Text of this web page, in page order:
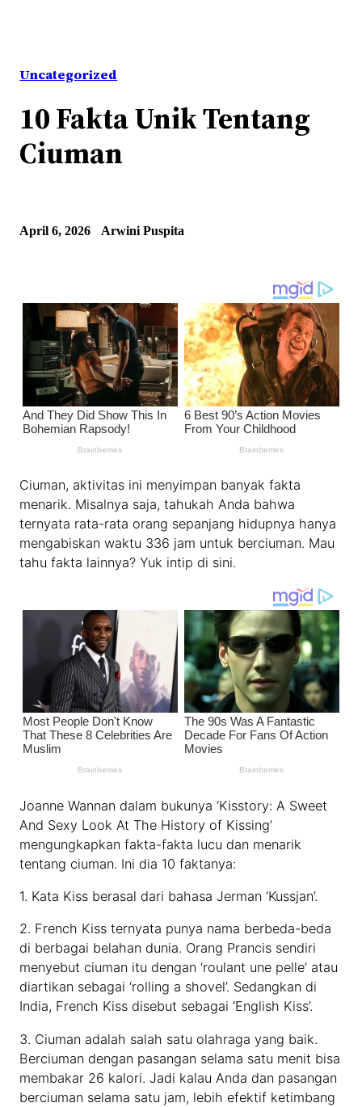
Uncategorized
10 Fakta Unik Tentang
Ciuman
April 6, 2026 Arwini Puspita
Ciuman, aktivitas ini menyimpan banyak fakta
menarik. Misalnya saja, tahukah Anda bahwa
ternyata rata-rata orang sepanjang hidupnya hanya
mengabiskan waktu 336 jam untuk berciuman. Mau
tahu fakta lainnya? Yuk intip di sini.
Joanne Wannan dalam bukunya ‘Kisstory: A Sweet
And Sexy Look At The History of Kissing’
mengungkapkan fakta-fakta lucu dan menarik
tentang ciuman. Ini dia 10 faktanya:
1. Kata Kiss berasal dari bahasa Jerman ‘Kussjan’.
2. French Kiss ternyata punya nama berbeda-beda
di berbagai belahan dunia. Orang Prancis sendiri
menyebut ciuman itu dengan ‘roulant une pelle’ atau
diartikan sebagai ‘rolling a shovel’. Sedangkan di
India, French Kiss disebut sebagai ‘English Kiss’.
3. Ciuman adalah salah satu olahraga yang baik.
Berciuman dengan pasangan selama satu menit bisa
membakar 26 kalori. Jadi kalau Anda dan pasangan
berciuman selama satu jam, lebih efektif ketimbang